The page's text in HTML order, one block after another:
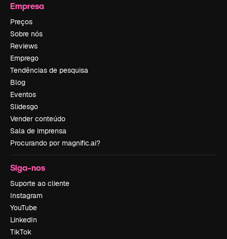
Empresa
Preços
Sobre nós
Reviews
Emprego
Tendências de pesquisa
Blog
Eventos
Slidesgo
Vender conteúdo
Sala de imprensa
Procurando por magnific.ai?
Siga-nos
Suporte ao cliente
Instagram
YouTube
LinkedIn
TikTok